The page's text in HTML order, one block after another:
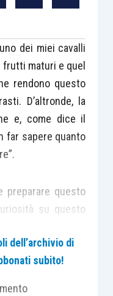
dei miei cavalli
maturi e quel
rendono questo
D’altronde, la
e, come dice il
far sapere quanto
preparare questo
su questo
dell’archivio di
subito!